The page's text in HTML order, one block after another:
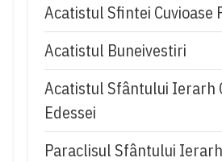
Acatistul Sfintei Cuvioase
Acatistul Buneivestiri
Acatistul Sfântului Ierarh
Edessei
Paraclisul Sfântului